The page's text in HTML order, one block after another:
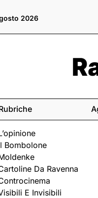
2026
Bombolone
Da Ravenna
E Invisibili